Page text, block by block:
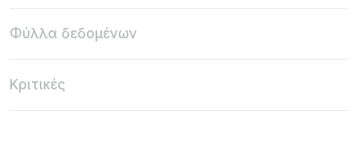
Φύλλα δεδομένων
Κριτικές